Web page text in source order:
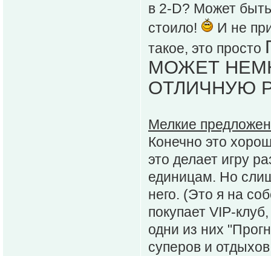
в 2-D? Может
стоило!
И не
такое, это просто
МОЖЕТ
ОТЛИЧНУЮ
Мелкие
Конечно это
это делает игру
единицам. Но
него. (Это я на
покупает VIP-
одни из них
суперов и